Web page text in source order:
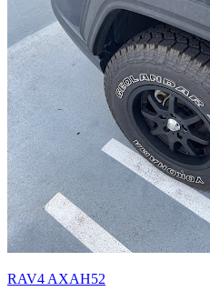
RAV4 AXAH52